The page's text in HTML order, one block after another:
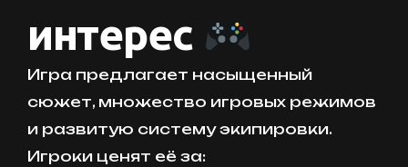
интерес
Игра предлагает насыщенный
сюжет, множество игровых режимов
и развитую систему экипировки.
Игроки ценят её за: